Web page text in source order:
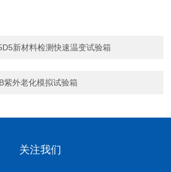
新材料检测快速温变试验箱
紫外老化模拟试验箱
关注我们